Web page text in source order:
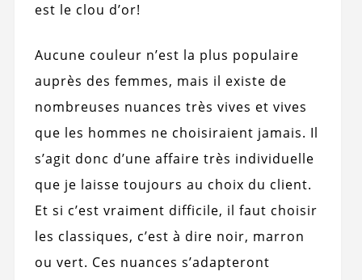
est le clou d’or!
Aucune couleur n’est la plus populaire
auprès des femmes, mais il existe de
nombreuses nuances très vives et vives
que les hommes ne choisiraient jamais. Il
s’agit donc d’une affaire très individuelle
que je laisse toujours au choix du client.
Et si c’est vraiment difficile, il faut choisir
les classiques, c’est à dire noir, marron
ou vert. Ces nuances s’adapteront